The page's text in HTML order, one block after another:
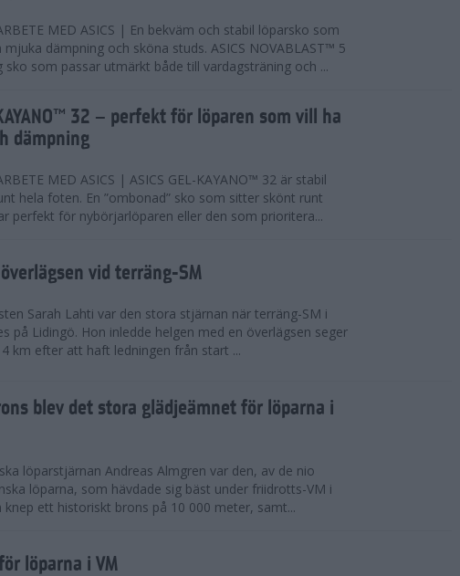
MED ASICS | En bekväm och stabil löparsko som
mjuka dämpning och sköna studs. ASICS NOVABLAST™ 5
sko som passar utmärkt både till vardagsträning och ...
32 – perfekt för löparen som vill ha
dämpning
MED ASICS | ASICS GEL-KAYANO™ 32 är stabil
hela foten. En ”ombonad” sko som sitter skönt runt
perfekt för nybörjarlöparen eller den som prioritera...
vid terräng-SM
Sarah Lahti var den stora stjärnan när terräng-SM i
på Lidingö. Hon inledde helgen med en överlägsen seger
km efter att haft ledningen från start ...
blev det stora glädjeämnet för löparna i
löparstjärnan Andreas Almgren var den, av de nio
löparna, som hävdade sig bäst under friidrotts-VM i
knep ett historiskt brons på 10 000 meter, samt...
löparna i VM